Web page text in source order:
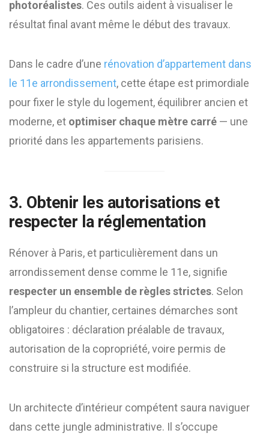
photoréalistes. Ces outils aident à visualiser le
résultat final avant même le début des travaux.
Dans le cadre d’une rénovation d’appartement dans
le 11e arrondissement, cette étape est primordiale
pour fixer le style du logement, équilibrer ancien et
moderne, et optimiser chaque mètre carré — une
priorité dans les appartements parisiens.
3. Obtenir les autorisations et
respecter la réglementation
Rénover à Paris, et particulièrement dans un
arrondissement dense comme le 11e, signifie
respecter un ensemble de règles strictes. Selon
l’ampleur du chantier, certaines démarches sont
obligatoires : déclaration préalable de travaux,
autorisation de la copropriété, voire permis de
construire si la structure est modifiée.
Un architecte d’intérieur compétent saura naviguer
dans cette jungle administrative. Il s’occupe